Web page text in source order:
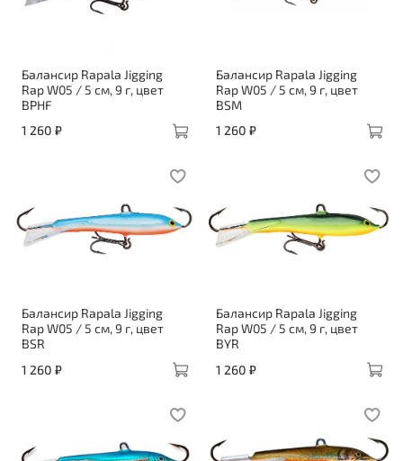
Балансир Rapala Jigging
Rap W05 / 5 см, 9 г, цвет
BPHF
1 260 ₽
Балансир Rapala Jigging
Rap W05 / 5 см, 9 г, цвет
BSM
1 260 ₽
Балансир Rapala Jigging
Rap W05 / 5 см, 9 г, цвет
BSR
1 260 ₽
Балансир Rapala Jigging
Rap W05 / 5 см, 9 г, цвет
BYR
1 260 ₽